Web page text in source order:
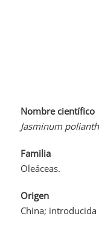
Nombre científico
Jasminum
Familia
Oleáceas.
Origen
China;